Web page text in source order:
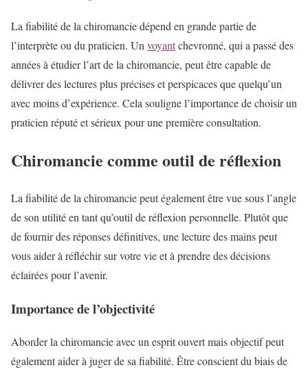
La fiabilité de la chiromancie dépend en grande partie de
l’interprète ou du praticien. Unvoyantchevronné, qui a passé des
années à étudier l’art de la chiromancie, peut être capable de
délivrer des lectures plus précises et perspicaces que quelqu’un
avec moins d’expérience. Cela souligne l’importance de choisir un
praticien réputé et sérieux pour une première consultation.
Chiromancie comme outil de réflexion
La fiabilité de la chiromancie peut également être vue sous l’angle
de son utilité en tant qu’outil de réflexion personnelle. Plutôt que
de fournir des réponses définitives, une lecture des mains peut
vous aider à réfléchir sur votre vie et à prendre des décisions
éclairées pour l’avenir.
Importance de l’objectivité
Aborder la chiromancie avec un esprit ouvert mais objectif peut
également aider à juger de sa fiabilité. Être conscient du biais de